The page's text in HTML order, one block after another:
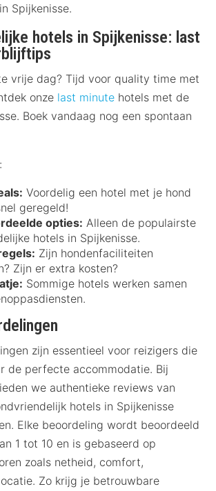
Spijkenisse.
hotels in Spijkenisse: last
vrije dag? Tijd voor quality time met
onze last minute hotels met de
Boek vandaag nog een spontaan
Voordelig een hotel met je hond
geregeld!
opties: Alleen de populairste
hotels in Spijkenisse.
Zijn hondenfaciliteiten
Zijn er extra kosten?
Sommige hotels werken samen
zijn essentieel voor reizigers die
de perfecte accommodatie. Bij
we authentieke reviews van
hotels in Spijkenisse
Elke beoordeling wordt beoordeeld
1 tot 10 en is gebaseerd op
zoals netheid, comfort,
Zo krijg je betrouwbare